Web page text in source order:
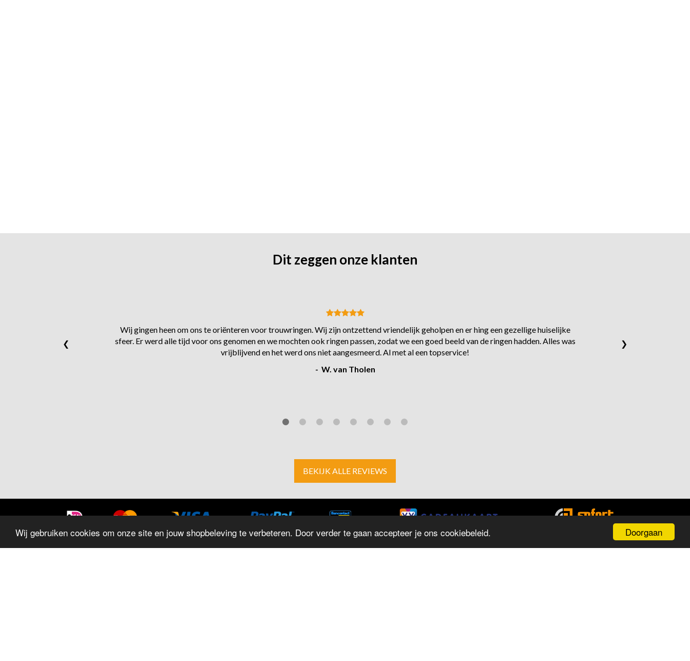
Doorgaan
Wij gebruiken cookies om onze site en jouw shopbeleving te verbeteren. Door verder te gaan accepteer je ons cookiebeleid.
Dit zeggen onze klanten
Wij gingen heen om ons te oriënteren voor trouwringen. Wij zijn ontzettend vriendelijk geholpen en er hing een gezellige huiselijke
sfeer. Er werd alle tijd voor ons genomen en we mochten ook ringen passen, zodat we een goed beeld van de ringen hadden. Alles was
vrijblijvend en het werd ons niet aangesmeerd. Al met al een topservice!
- W. van Tholen
❮ ❯
BEKIJK ALLE REVIEWS